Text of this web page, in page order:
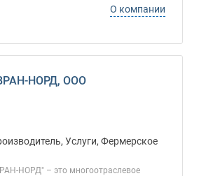
О компании
НОРД, ООО
Услуги, Фермерское
НОРД" – это многоотраслевое